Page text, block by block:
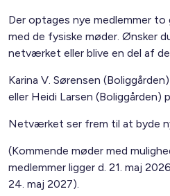
Der optages nye medlemmer
med de fysiske møder. Ønsker
netværket eller blive en del af
Karina V. Sørensen
eller Heidi Larsen (Boliggården)
Netværket ser frem til at byde
(Kommende møder med
medlemmer ligger d. 21. maj
24. maj 2027).